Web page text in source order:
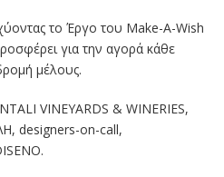
το Έργο του Make-A-Wish
για την αγορά κάθε
μέλους.
VINEYARDS & WINERIES,
designers-on-call,